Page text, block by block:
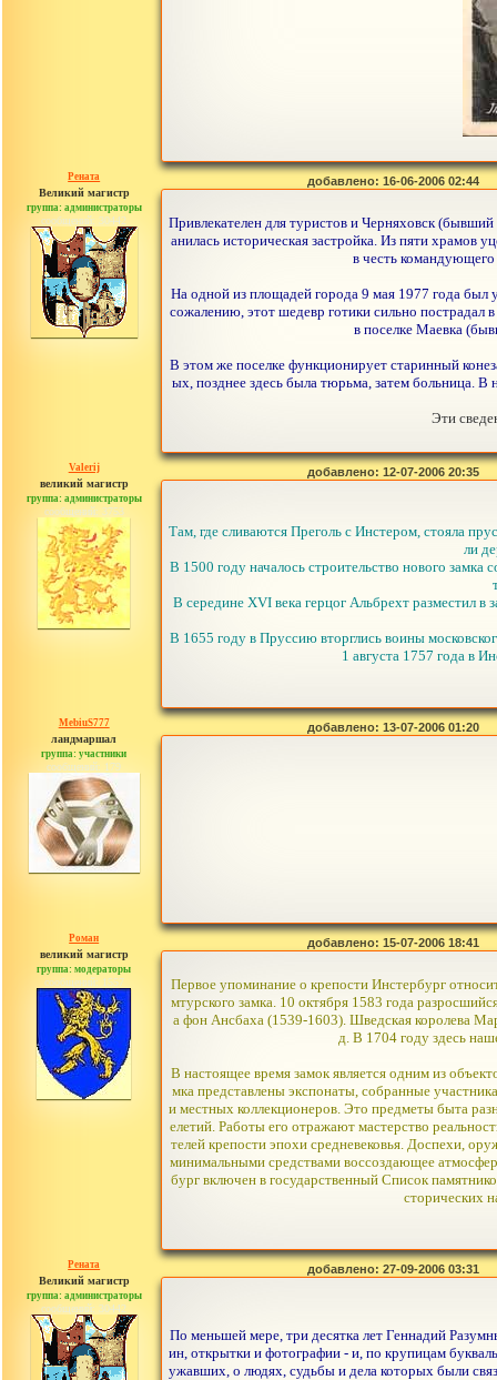
Рената
Великий магистр
группа: администраторы
сообщений: 30442
добавлено: 16-06-2006 02:44
Привлекателен для туристов и Черняховск
анилась историческая застройка. Из пяти храмов
в честь
На одной из площадей города 9 мая 1977 года был
сожалению, этот шедевр готики сильно пострадал
в поселке Маевка
В этом же поселке функционирует старинный
ых, позднее здесь была тюрьма, затем больница. В
Эти
Valerij
великий магистр
группа: администраторы
сообщений: 3753
добавлено: 12-07-2006 20:35
Там, где сливаются Преголь с Инстером, стояла
ли
В 1500 году началось строительство нового
В середине XVI века герцог Альбрехт разместил
В 1655 году в Пруссию вторглись воины
1 августа 1757 года в
MebiuS777
ландмаршал
группа: участники
сообщений: 179
добавлено: 13-07-2006 01:20
Роман
великий магистр
группа: модераторы
сообщений: 1557
добавлено: 15-07-2006 18:41
Первое упоминание о крепости Инстербург
мтурского замка. 10 октября 1583 года
а фон Ансбаха (1539-1603). Шведская королева
д. В 1704 году здесь
В настоящее время замок является одним из
мка представлены экспонаты, собранные
и местных коллекционеров. Это предметы быта
елетий. Работы его отражают мастерство
телей крепости эпохи средневековья. Доспехи,
минимальными средствами воссоздающее
бург включен в государственный Список
сторических
Рената
Великий магистр
группа: администраторы
сообщений: 30442
добавлено: 27-09-2006 03:31
По меньшей мере, три десятка лет Геннадий
ин, открытки и фотографии - и, по крупицам
ужавших, о людях, судьбы и дела которых были